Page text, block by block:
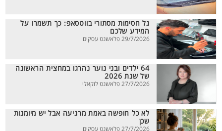
גל חסימות מסתורי בווטסאפ: כך תשמרו על
המידע שלכם
29/7/2026 פלאשנט עסקים
64 ילדים ובני נוער נהרגו במחצית הראשונה
של שנת 2026
27/7/2026 פלאשנט לוקאלי
לא כל חופשה באמת מרגיעה אבל יש מיומנות
שכן
27/7/2026 פלאשנט עסקים